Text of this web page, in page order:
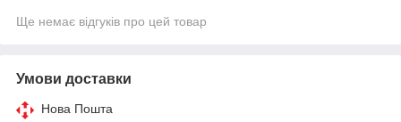
Ще немає відгуків про цей товар
Умови доставки
Нова Пошта